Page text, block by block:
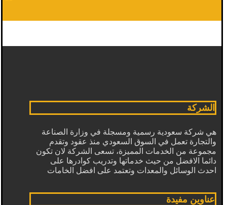
الشركة
هي شركة سعودية رسمية ومسجلة في وزارة الصناعة
والتجارة تعمل في السوق السعودي منذ عقود وتقدم
مجموعة من الخدمات المميزة، تسعى الشركة لان تكون
دائما الافضل من حيث خدماتها وتدريب كوادرها على
احدث الوسائل والمعدات وتعتمد على افضل الخامات
عناوين مفيدة